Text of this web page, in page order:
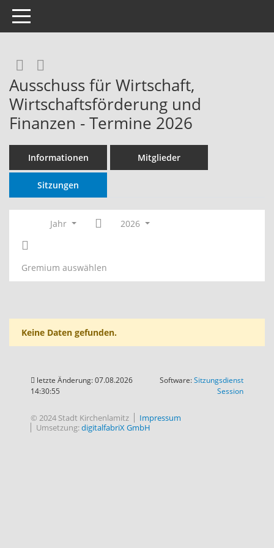
Toggle navigation
Rechercheauswahl
Ausschuss für Wirtschaft,
Wirtschaftsförderung und
Finanzen - Termine 2026
Informationen Mitglieder
Sitzungen
Jahr 2026
Gremium auswählen
Keine Daten gefunden.
letzte Änderung: 07.08.2026
14:30:55
Software:Sitzungsdienst
Session(Wird in
© 2024 Stadt Kirchenlamitz
Impressum
Umsetzung:digitalfabriX GmbH